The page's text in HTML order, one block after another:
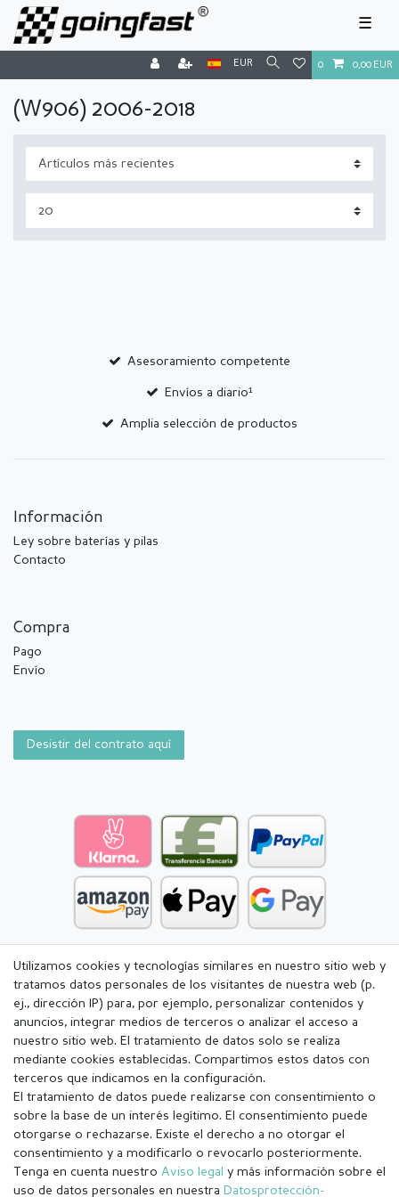
☰
EUR 0 0,00 EUR
(W906) 2006-2018
Asesoramiento competente
Envíos a diario¹
Amplia selección de productos
Información
Ley sobre baterías y pilas
Contacto
Compra
Pago
Envío
Desistir del contrato aquí
Aviso legal Política de Privacidad
Utilizamos cookies y tecnologías similares en nuestro sitio web y
tratamos datos personales de los visitantes de nuestra web (p.
ej., dirección IP) para, por ejemplo, personalizar contenidos y
anuncios, integrar medios de terceros o analizar el acceso a
nuestro sitio web. El tratamiento de datos solo se realiza
mediante cookies establecidas. Compartimos estos datos con
terceros que indicamos en la configuración.
El tratamiento de datos puede realizarse con consentimiento o
sobre la base de un interés legítimo. El consentimiento puede
otorgarse o rechazarse. Existe el derecho a no otorgar el
consentimiento y a modificarlo o revocarlo posteriormente.
Tenga en cuenta nuestro Aviso legal y más información sobre el
uso de datos personales en nuestra Datos­protección­